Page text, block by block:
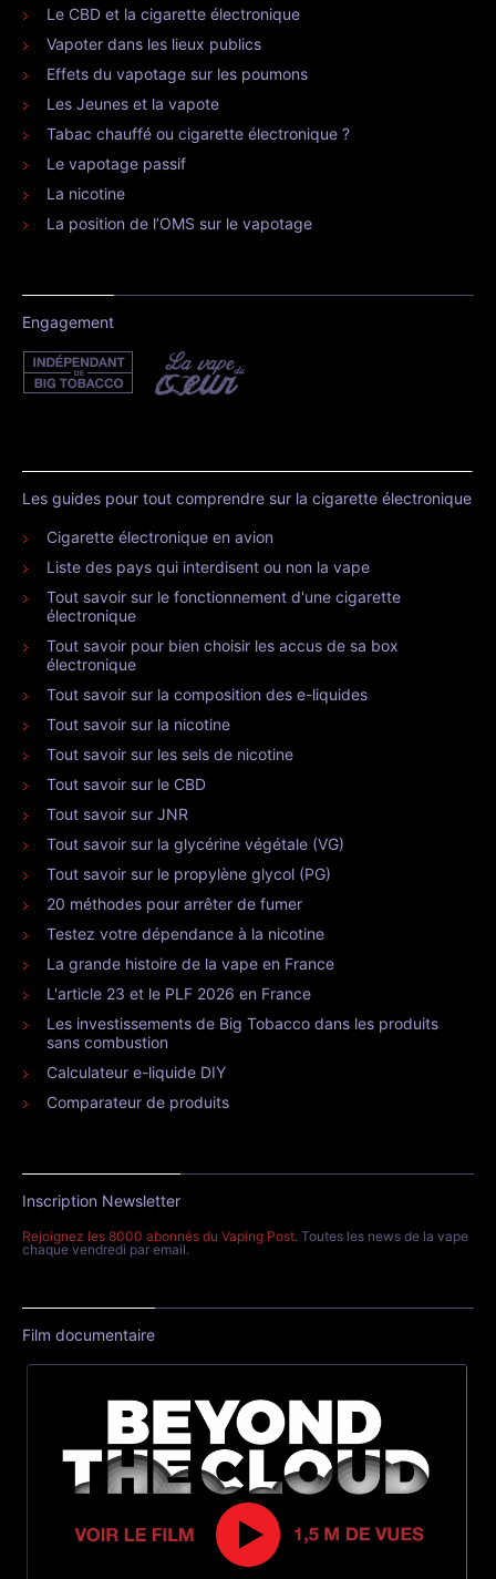
Le CBD et la cigarette électronique
Vapoter dans les lieux publics
Effets du vapotage sur les poumons
Les Jeunes et la vapote
Tabac chauffé ou cigarette électronique ?
Le vapotage passif
La nicotine
La position de l’OMS sur le vapotage
Engagement
Les guides pour tout comprendre sur la cigarette électronique
Cigarette électronique en avion
Liste des pays qui interdisent ou non la vape
Tout savoir sur le fonctionnement d'une cigarette
électronique
Tout savoir pour bien choisir les accus de sa box
électronique
Tout savoir sur la composition des e-liquides
Tout savoir sur la nicotine
Tout savoir sur les sels de nicotine
Tout savoir sur le CBD
Tout savoir sur JNR
Tout savoir sur la glycérine végétale (VG)
Tout savoir sur le propylène glycol (PG)
20 méthodes pour arrêter de fumer
Testez votre dépendance à la nicotine
La grande histoire de la vape en France
L'article 23 et le PLF 2026 en France
Les investissements de Big Tobacco dans les produits
sans combustion
Calculateur e-liquide DIY
Comparateur de produits
Inscription Newsletter
Rejoignez les 8000 abonnés du Vaping Post. Toutes les news de la vape
chaque vendredi par email.
Film documentaire